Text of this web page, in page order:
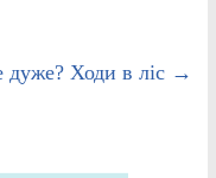
Ходи в ліс →